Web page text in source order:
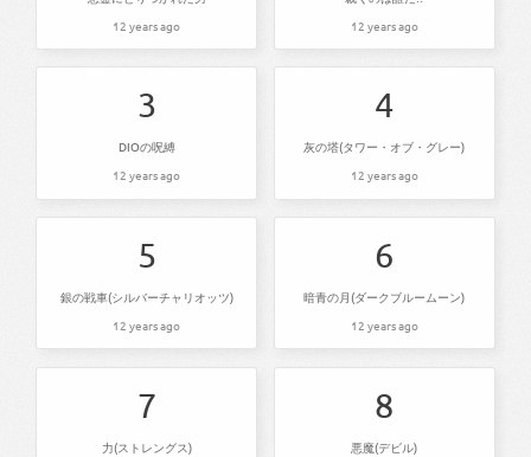
12 years ago
12 years ago
3
DIOの呪縛
12 years ago
4
灰の塔(タワー・オブ・グレー)
12 years ago
5
銀の戦車(シルバーチャリオッツ)
12 years ago
6
暗青の月(ダークブルームーン)
12 years ago
7
力(ストレングス)
8
悪魔(デビル)